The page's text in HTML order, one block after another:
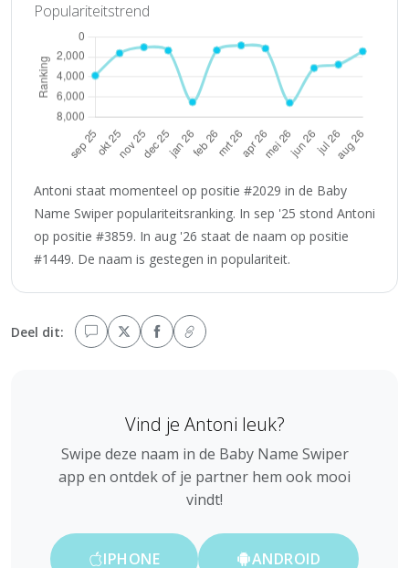
Populariteitstrend
Antoni staat momenteel op positie #2029 in de Baby
Name Swiper populariteitsranking. In sep '25 stond Antoni
op positie #3859. In aug '26 staat de naam op positie
#1449. De naam is gestegen in populariteit.
Deel dit:
Vind je Antoni leuk?
Swipe deze naam in de Baby Name Swiper
app en ontdek of je partner hem ook mooi
vindt!
IPHONE ANDROID